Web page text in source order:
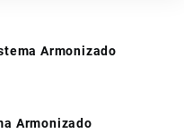
Armonizado
Armonizado